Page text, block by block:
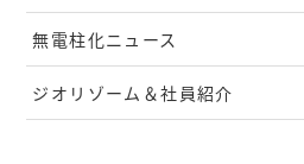
無電柱化ニュース
ジオリゾーム＆社員紹介